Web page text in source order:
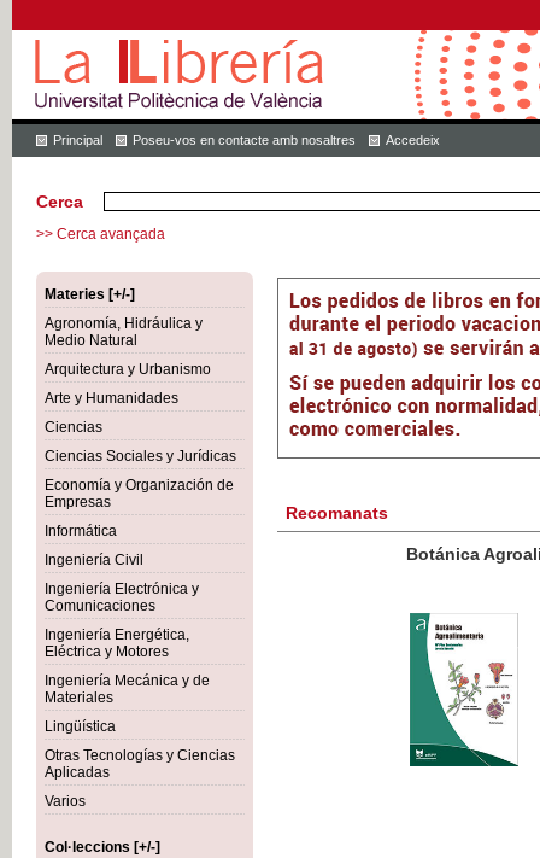
Principal Poseu-vos en contacte amb nosaltres Accedeix
Cerca
>> Cerca avançada
Materies [+/-]
Agronomía, Hidráulica y
Medio Natural
Arquitectura y Urbanismo
Arte y Humanidades
Ciencias
Ciencias Sociales y Jurídicas
Economía y Organización de
Empresas
Informática
Ingeniería Civil
Ingeniería Electrónica y
Comunicaciones
Ingeniería Energética,
Eléctrica y Motores
Ingeniería Mecánica y de
Materiales
Lingüística
Otras Tecnologías y Ciencias
Aplicadas
Varios
Col·leccions [+/-]
Recomanats
Botánica Agroalimentaria
IVA